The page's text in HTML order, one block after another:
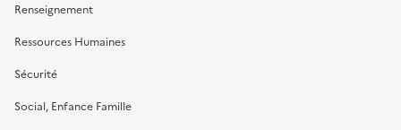
Renseignement
Ressources Humaines
Sécurité
Social, Enfance Famille